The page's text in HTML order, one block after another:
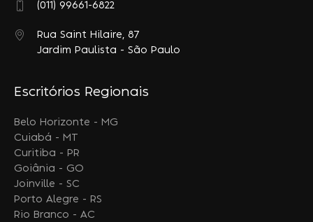
(011) 99661-6822
Rua Saint Hilaire, 87
Jardim Paulista - São Paulo
Escritórios Regionais
Belo Horizonte - MG
Cuiabá - MT
Curitiba - PR
Goiânia - GO
Joinville - SC
Porto Alegre - RS
Rio Branco - AC